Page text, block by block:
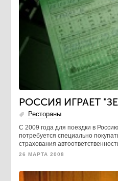
РОССИЯ ИГРАЕТ
Рестораны
С 2009 года для поездки в
потребуется специально
страхования
26 МАРТА 2008